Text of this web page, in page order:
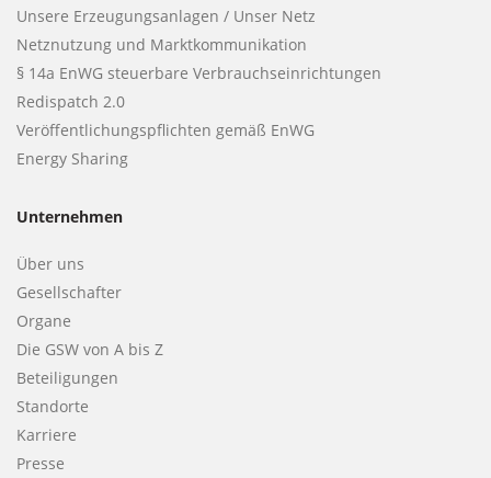
Unsere Erzeugungsanlagen / Unser Netz
Netznutzung und Marktkommunikation
§ 14a EnWG steuerbare Verbrauchseinrichtungen
Redispatch 2.0
Veröffentlichungspflichten gemäß EnWG
Energy Sharing
Unternehmen
Über uns
Gesellschafter
Organe
Die GSW von A bis Z
Beteiligungen
Standorte
Karriere
Presse